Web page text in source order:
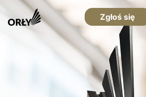
Zgłoś się